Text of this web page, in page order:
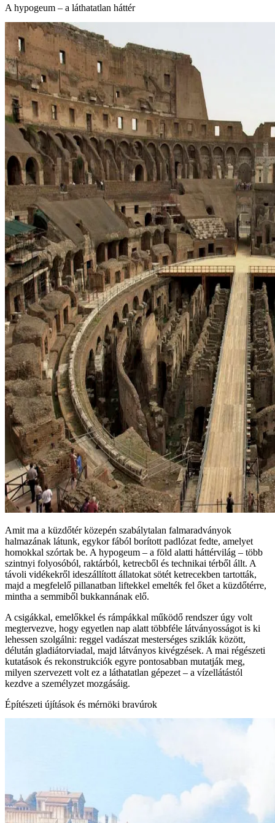
A hypogeum – a láthatatlan háttér
Amit ma a küzdőtér közepén szabálytalan falmaradványok
halmazának látunk, egykor fából borított padlózat fedte, amelyet
homokkal szórtak be. A hypogeum – a föld alatti háttérvilág – több
szintnyi folyosóból, raktárból, ketrecből és technikai térből állt. A
távoli vidékekről ideszállított állatokat sötét ketrecekben tartották,
majd a megfelelő pillanatban liftekkel emelték fel őket a küzdőtérre,
mintha a semmiből bukkannának elő.
A csigákkal, emelőkkel és rámpákkal működő rendszer úgy volt
megtervezve, hogy egyetlen nap alatt többféle látványosságot is ki
lehessen szolgálni: reggel vadászat mesterséges sziklák között,
délután gladiátorviadal, majd látványos kivégzések. A mai régészeti
kutatások és rekonstrukciók egyre pontosabban mutatják meg,
milyen szervezett volt ez a láthatatlan gépezet – a vízellátástól
kezdve a személyzet mozgásáig.
Építészeti újítások és mérnöki bravúrok